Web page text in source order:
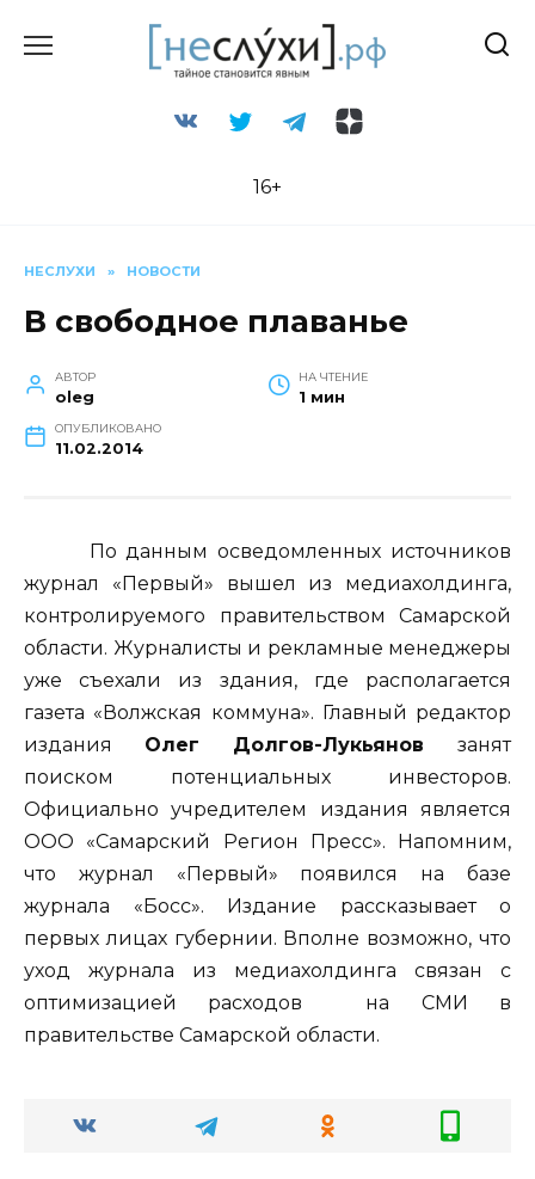
16+
НЕСЛУХИ » НОВОСТИ
В свободное плаванье
АВТОР
oleg
НА ЧТЕНИЕ
1 мин
ОПУБЛИКОВАНО
11.02.2014
По данным осведомленных источников
журнал «Первый» вышел из медиахолдинга,
контролируемого правительством Самарской
области. Журналисты и рекламные менеджеры
уже съехали из здания, где располагается
газета «Волжская коммуна». Главный редактор
издания Олег Долгов-Лукьянов занят
поиском потенциальных инвесторов.
Официально учредителем издания является
ООО «Самарский Регион Пресс». Напомним,
что журнал «Первый» появился на базе
журнала «Босс». Издание рассказывает о
первых лицах губернии. Вполне возможно, что
уход журнала из медиахолдинга связан с
оптимизацией расходов на СМИ в
правительстве Самарской области.